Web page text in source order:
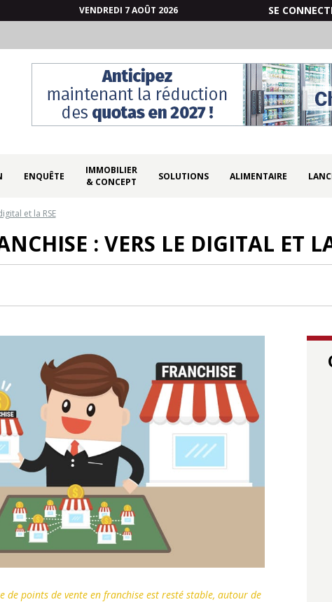
VENDREDI 7 AOÛT 2026 SE
ENQUÊTE
IMMOBILIER
& CONCEPT
SOLUTIONS ALIMENTAIRE
et la RSE
: VERS LE DIGITAL ET
de points de vente en franchise est resté stable, autour de